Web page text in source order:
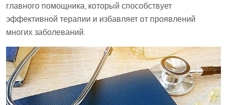
главного помощника, который способствует
эффективной терапии и избавляет от проявлений
многих заболеваний.